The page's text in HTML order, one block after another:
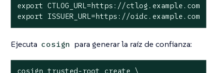
export CTLOG_URL=https://ctlog.example.com
export ISSUER_URL=https://oidc.example.com
Ejecuta cosign para generar la raíz de confianza:
cosign trusted-root create \